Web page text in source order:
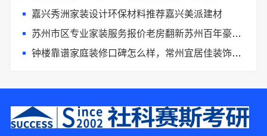
嘉兴秀洲家装设计环保材料推荐嘉兴美派建材
苏州市区专业家装服务报价老房翻新苏州百年豪庭新材料有限公司
钟楼靠谱家庭装修口碑怎么样，常州宜居佳装饰好评案例
1分钟前 陈小姐 正在咨询